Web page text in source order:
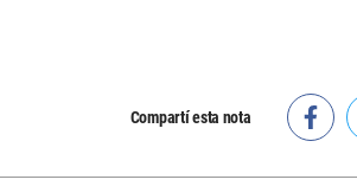
Compartí esta nota